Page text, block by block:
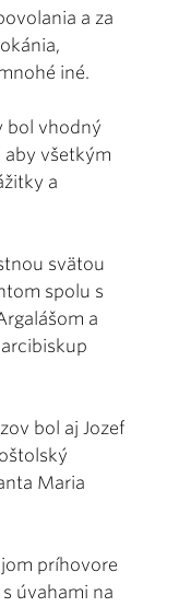
a za
iné.
bol vhodný
aby všetkým
a
svätou
spolu s
a
bol aj Jozef
Maria
príhovore
úvahami na